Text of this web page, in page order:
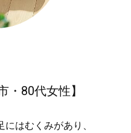
・80代女性】
はむくみがあり、